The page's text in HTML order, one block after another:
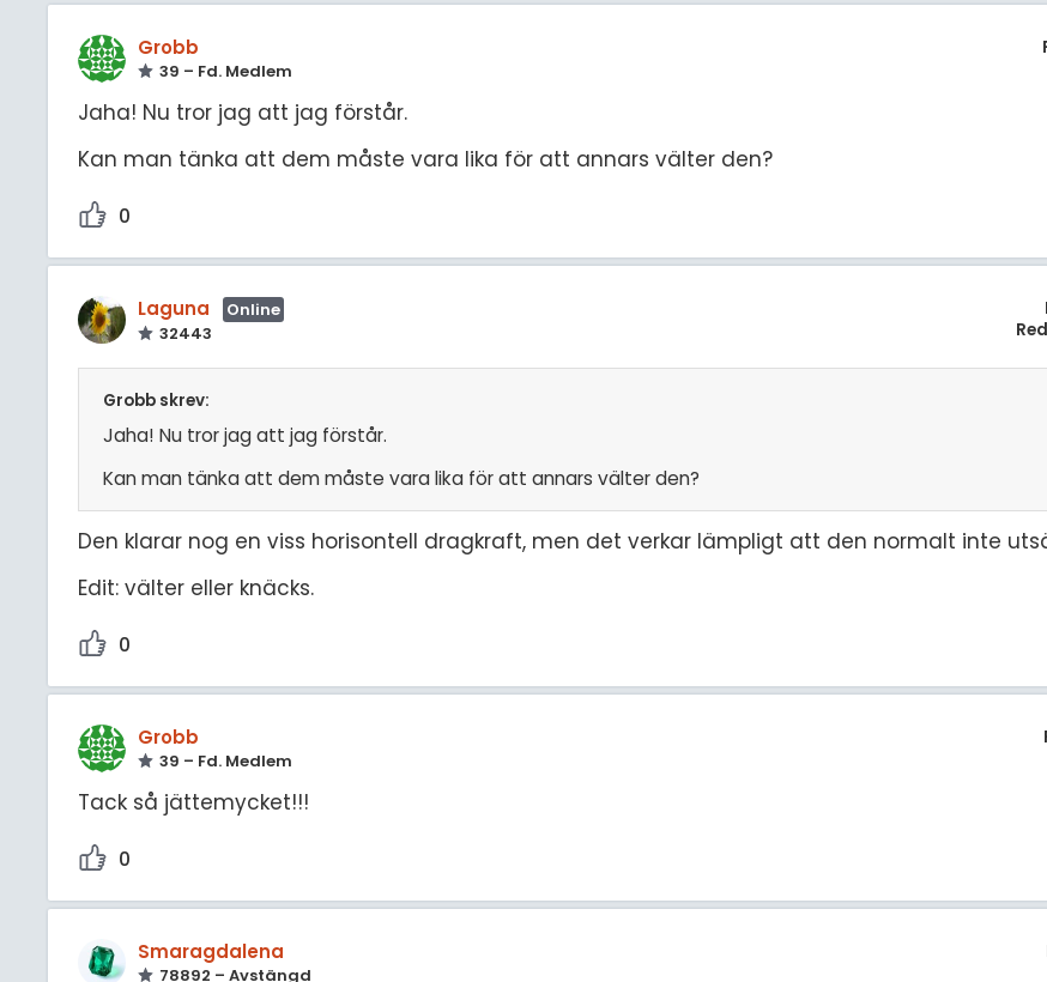
Grobb
39 – Fd. Medlem
Jaha! Nu tror jag att jag förstår.
Kan man tänka att dem måste vara lika för att annars välter den?
0
Laguna
Online
32443
Grobb skrev:
Jaha! Nu tror jag att jag förstår.
Kan man tänka att dem måste vara lika för att annars välter den?
Den klarar nog en viss horisontell dragkraft, men det verkar lämpligt att den normalt inte
Edit: välter eller knäcks.
0
Grobb
39 – Fd. Medlem
Tack så jättemycket!!!
0
Smaragdalena
78892 – Avstängd